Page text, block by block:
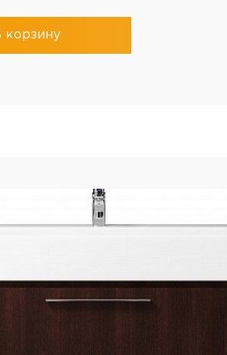
корзину